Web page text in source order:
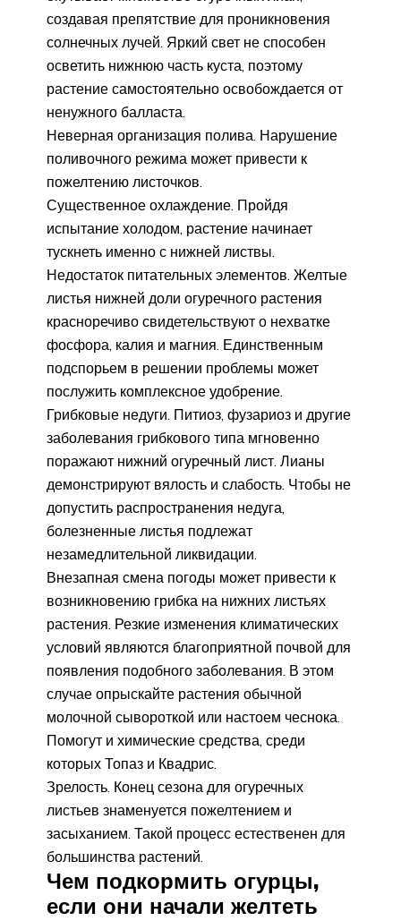
создавая препятствие для проникновения
солнечных лучей. Яркий свет не способен
осветить нижнюю часть куста, поэтому
растение самостоятельно освобождается от
ненужного балласта.
Неверная организация полива. Нарушение
поливочного режима может привести к
пожелтению листочков.
Существенное охлаждение. Пройдя
испытание холодом, растение начинает
тускнеть именно с нижней листвы.
Недостаток питательных элементов. Желтые
листья нижней доли огуречного растения
красноречиво свидетельствуют о нехватке
фосфора, калия и магния. Единственным
подспорьем в решении проблемы может
послужить комплексное удобрение.
Грибковые недуги. Питиоз, фузариоз и другие
заболевания грибкового типа мгновенно
поражают нижний огуречный лист. Лианы
демонстрируют вялость и слабость. Чтобы не
допустить распространения недуга,
болезненные листья подлежат
незамедлительной ликвидации.
Внезапная смена погоды может привести к
возникновению грибка на нижних листьях
растения. Резкие изменения климатических
условий являются благоприятной почвой для
появления подобного заболевания. В этом
случае опрыскайте растения обычной
молочной сывороткой или настоем чеснока.
Помогут и химические средства, среди
которых Топаз и Квадрис.
Зрелость. Конец сезона для огуречных
листьев знаменуется пожелтением и
засыханием. Такой процесс естественен для
большинства растений.
Чем подкормить огурцы,
если они начали желтеть